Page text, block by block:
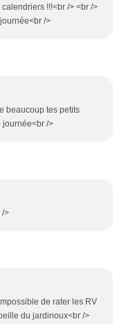
!!!<br /> <br />
/>
beaucoup tes petits
journée<br />
/>
de rater les RV
du jardinoux<br />